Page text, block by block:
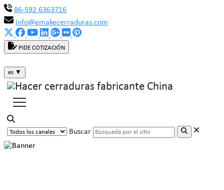
86-592 6363716
info@emakecerraduras.com
PIDE COTIZACIÓN
es ▼
Buscar